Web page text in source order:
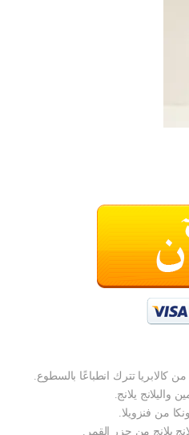
تترك انطباعًا بالسطوع.
واليلانج يلانج.
من فنزويلا.
يلانج من جزر القمر.